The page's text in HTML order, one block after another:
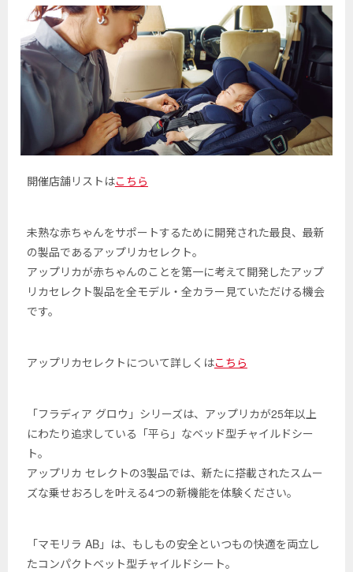
開催店舗リストはこちら
未熟な赤ちゃんをサポートするために開発された最良、最新
の製品であるアップリカセレクト。
アップリカが赤ちゃんのことを第一に考えて開発したアップ
リカセレクト製品を全モデル・全カラー見ていただける機会
です。
アップリカセレクトについて詳しくはこちら
「フラディア グロウ」シリーズは、アップリカが25年以上
にわたり追求している「平ら」なベッド型チャイルドシー
ト。
アップリカ セレクトの3製品では、新たに搭載されたスムー
ズな乗せおろしを叶える4つの新機能を体験ください。
「マモリラ AB」は、もしもの安全といつもの快適を両立し
たコンパクトベット型チャイルドシート。